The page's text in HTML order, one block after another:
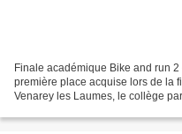
Finale académique Bike and run
première place acquise lors de la
Venarey les Laumes, le collège